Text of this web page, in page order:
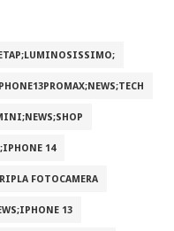
14
FOTOCAMERA
13